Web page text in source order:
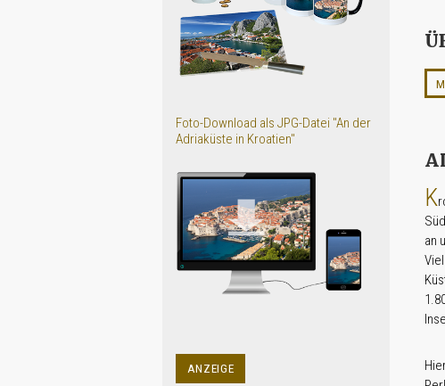
Foto-Download als JPG-Datei "An der
Adriaküste in Kroatien"
ANZEIGE
K
an